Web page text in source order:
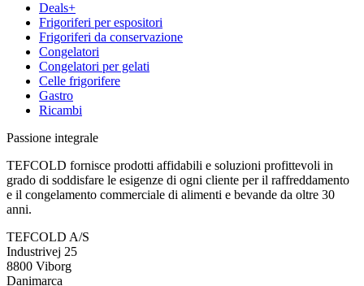
Deals+
Frigoriferi per espositori
Frigoriferi da conservazione
Congelatori
Congelatori per gelati
Celle frigorifere
Gastro
Ricambi
Passione integrale
TEFCOLD fornisce prodotti affidabili e soluzioni profittevoli in
grado di soddisfare le esigenze di ogni cliente per il raffreddamento
e il congelamento commerciale di alimenti e bevande da oltre 30
anni.
TEFCOLD A/S
Industrivej 25
8800 Viborg
Danimarca